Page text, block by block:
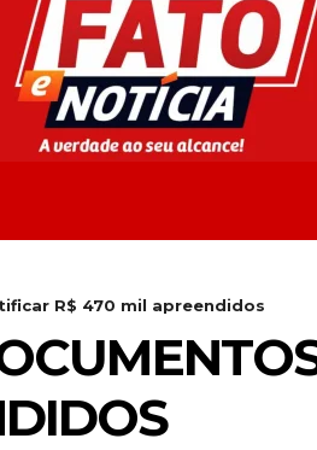
R$ 470 mil apreendidos